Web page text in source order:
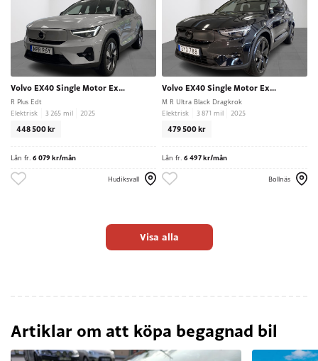
Volvo EX40 Single Motor Extended Range
R Plus Edt
Elektrisk
3 265 mil 2025
448 500 kr
Lån fr. 6 079 kr/mån
Hudiksvall
Volvo EX40 Single Motor Extended Range
M R Ultra Black Dragkrok
Elektrisk
3 871 mil 2025
479 500 kr
Lån fr. 6 497 kr/mån
Bollnäs
Visa alla
Artiklar om att köpa begagnad bil